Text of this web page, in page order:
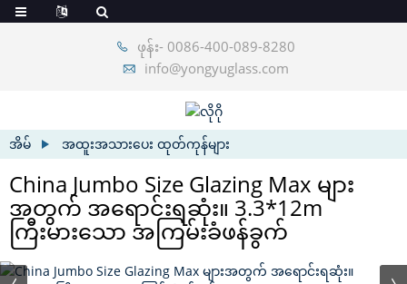
ဖုန်း- 0086-400-089-8280
info@yongyuglass.com
အိမ် အထူးအသားပေး ထုတ်ကုန်များ
China Jumbo Size Glazing Max များ
အတွက် အရောင်းရဆုံး။ 3.3*12m
ကြီးမားသော အကြမ်းခံဖန်ခွက်